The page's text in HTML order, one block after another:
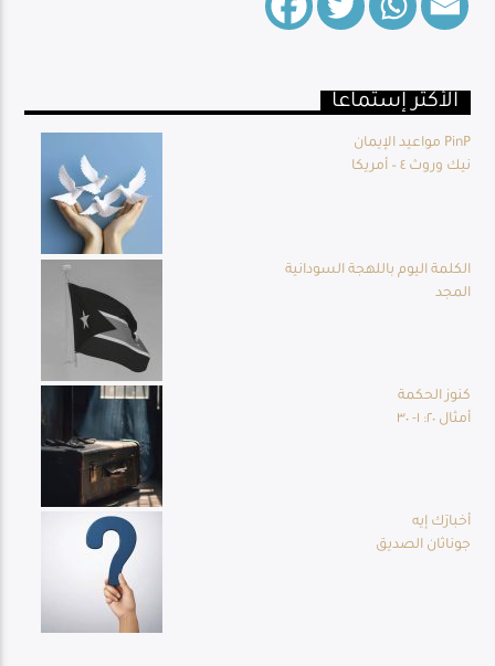
الأكثر إستماعا
مواعيد الإيمان PinP
نيك وروث ٤ – أمريكا
الكلمة اليوم باللهجة السودانية
المجد
كنوز الحكمة
أمثال ٢٠: ١- ٣٠
أخبارَك إيه
جوناثان الصديق